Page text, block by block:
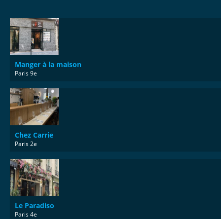
Manger à la maison
Paris 9e
Chez Carrie
Paris 2e
Le Paradiso
Paris 4e